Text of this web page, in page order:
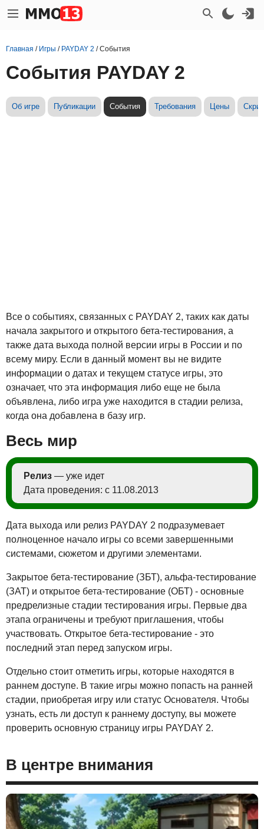
Главная / Игры / PAYDAY 2 /События
События PAYDAY 2
Об игре Публикации События Требования Цены
Все о событиях, связанных с PAYDAY 2, таких как даты
начала закрытого и открытого бета-тестирования, а
также дата выхода полной версии игры в России и по
всему миру. Если в данный момент вы не видите
информации о датах и текущем статусе игры, это
означает, что эта информация либо еще не была
объявлена, либо игра уже находится в стадии релиза,
когда она добавлена в базу игр.
Весь мир
Релиз — уже идет
Дата проведения: с 11.08.2013
Дата выхода или релиз PAYDAY 2 подразумевает
полноценное начало игры со всеми завершенными
системами, сюжетом и другими элементами.
Закрытое бета-тестирование (ЗБТ), альфа-тестирование
(ЗАТ) и открытое бета-тестирование (ОБТ) - основные
предрелизные стадии тестирования игры. Первые два
этапа ограничены и требуют приглашения, чтобы
участвовать. Открытое бета-тестирование - это
последний этап перед запуском игры.
Отдельно стоит отметить игры, которые находятся в
раннем доступе. В такие игры можно попасть на ранней
стадии, приобретая игру или статус Основателя. Чтобы
узнать, есть ли доступ к раннему доступу, вы можете
проверить основную страницу игры PAYDAY 2.
В центре внимания